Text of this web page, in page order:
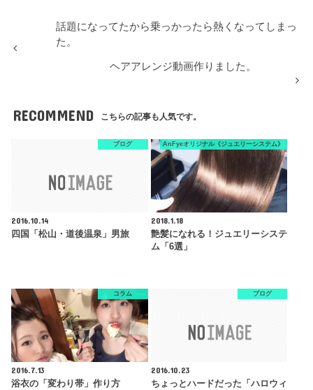
話題になってたから乗っかったら熱くなってしまっ
た。
ヘアアレンジ動画作りました。
RECOMMEND こちらの記事も人気です。
ブログ
2016.10.14
四国「松山・道後温泉」男旅
AnFyeオリジナル《ジュエリーシステム》
2018.1.18
艶髪になれる！ジュエリーシステ
ム「6選」
コラム
2016.7.13
浴衣の「変わり帯」作り方
ブログ
2016.10.23
ちょっとハードだった「ハロウィ